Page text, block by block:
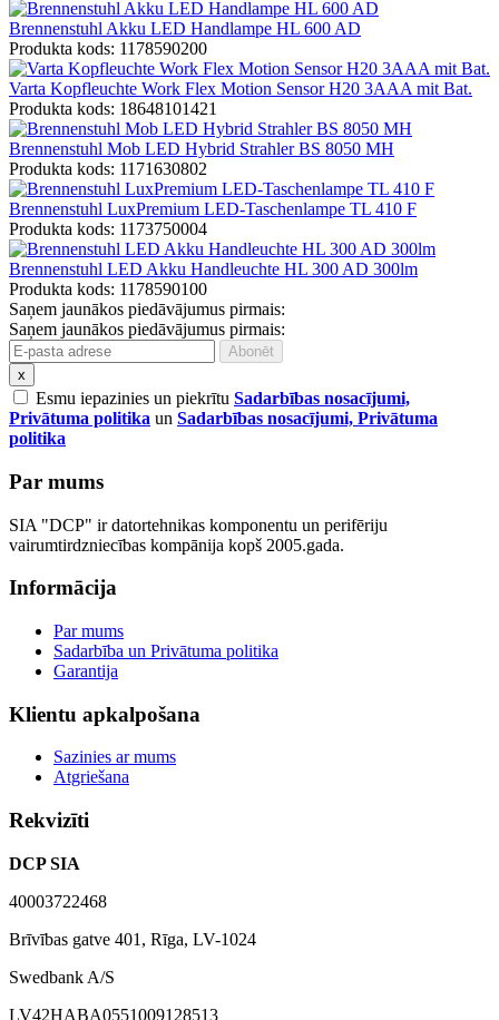
Brennenstuhl Akku LED Handlampe HL 600 AD
Produkta kods: 1178590200
Varta Kopfleuchte Work Flex Motion Sensor H20 3AAA mit Bat.
Produkta kods: 18648101421
Brennenstuhl Mob LED Hybrid Strahler BS 8050 MH
Produkta kods: 1171630802
Brennenstuhl LuxPremium LED-Taschenlampe TL 410 F
Produkta kods: 1173750004
Brennenstuhl LED Akku Handleuchte HL 300 AD 300lm
Produkta kods: 1178590100
Saņem jaunākos piedāvājumus pirmais:
Saņem jaunākos piedāvājumus pirmais:
x
Esmu iepazinies un piekrītu Sadarbības nosacījumi,
Privātuma politika un Sadarbības nosacījumi, Privātuma
politika
Par mums
SIA "DCP" ir datortehnikas komponentu un perifēriju
vairumtirdzniecības kompānija kopš 2005.gada.
Informācija
Par mums
Sadarbība un Privātuma politika
Garantija
Klientu apkalpošana
Sazinies ar mums
Atgriešana
Rekvizīti
DCP SIA
40003722468
Brīvības gatve 401, Rīga, LV-1024
Swedbank A/S
LV42HABA0551009128513